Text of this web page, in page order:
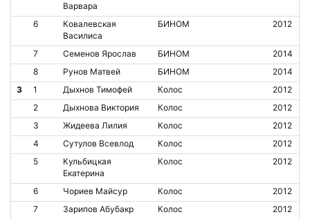
Варвара
6
Ковалевская
Василиса
БИНОМ 2012
7 Семенов Ярослав БИНОМ
2014
8
Рунов Матвей БИНОМ
2014
3
1 Дыхнов Тимофей Колос
2012
2
Дыхнова Виктория Колос
2012
3
Жидеева Лилия Колос
2012
4
Сутулов Всевлод Колос
2012
5
Кульбицкая
Екатерина
Колос 2012
6 Чориев Майсур Колос
2012
7
Зарипов Абубакр Колос
2012